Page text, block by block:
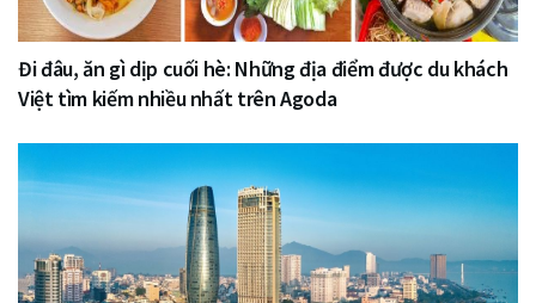
Đi đâu, ăn gì dịp cuối hè: Những địa điểm được du khách
Việt tìm kiếm nhiều nhất trên Agoda